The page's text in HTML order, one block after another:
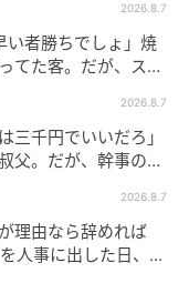
2026.8.7
い者勝ちでしょ」焼
てた客。だが、スタ
2026.8.7
三千円でいいだろ」
父。だが、幹事のい
2026.8.7
理由なら辞めれば
人事に出した日、部